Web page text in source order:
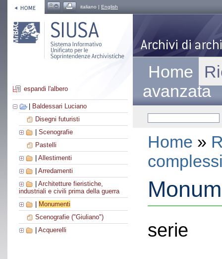
italiano | English
espandi l'albero
Baldessari Luciano
Disegni futuristi
Scenografie
Pastelli
Allestimenti
Arredamenti
Architetture fieristiche,
industriali e civili prima della guerra
Monumenti
Scenografie ("Giuliano")
Acquerelli
Home
avanzata
Home »
serie